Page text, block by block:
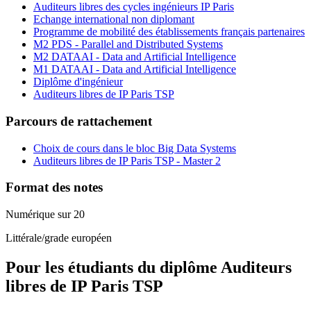
Auditeurs libres des cycles ingénieurs IP Paris
Echange international non diplomant
Programme de mobilité des établissements français partenaires
M2 PDS - Parallel and Distributed Systems
M2 DATAAI - Data and Artificial Intelligence
M1 DATAAI - Data and Artificial Intelligence
Diplôme d'ingénieur
Auditeurs libres de IP Paris TSP
Parcours de rattachement
Choix de cours dans le bloc Big Data Systems
Auditeurs libres de IP Paris TSP - Master 2
Format des notes
Numérique sur 20
Littérale/grade européen
Pour les étudiants du diplôme Auditeurs
libres de IP Paris TSP